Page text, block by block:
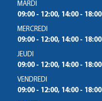
MARDI
09:00 - 12:00, 14:00 - 18:00
MERCREDI
09:00 - 12:00, 14:00 - 18:00
JEUDI
09:00 - 12:00, 14:00 - 18:00
VENDREDI
09:00 - 12:00, 14:00 - 18:00